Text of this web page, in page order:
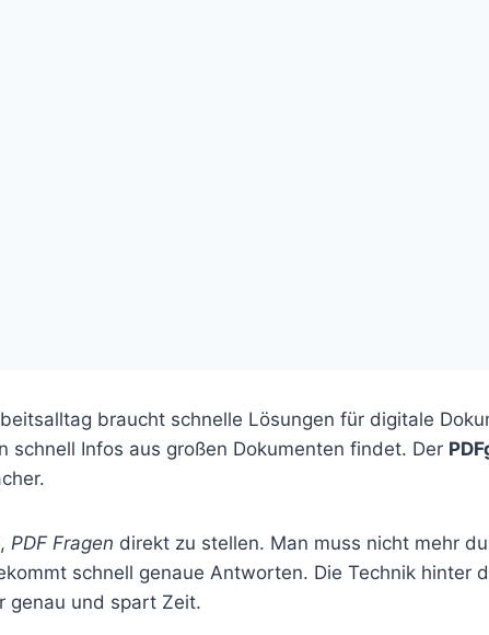
braucht schnelle Lösungen für digitale
schnell Infos aus großen Dokumenten findet. Der
PDF Fragen direkt zu stellen. Man muss nicht mehr
schnell genaue Antworten. Die Technik hinter
genau und spart Zeit.